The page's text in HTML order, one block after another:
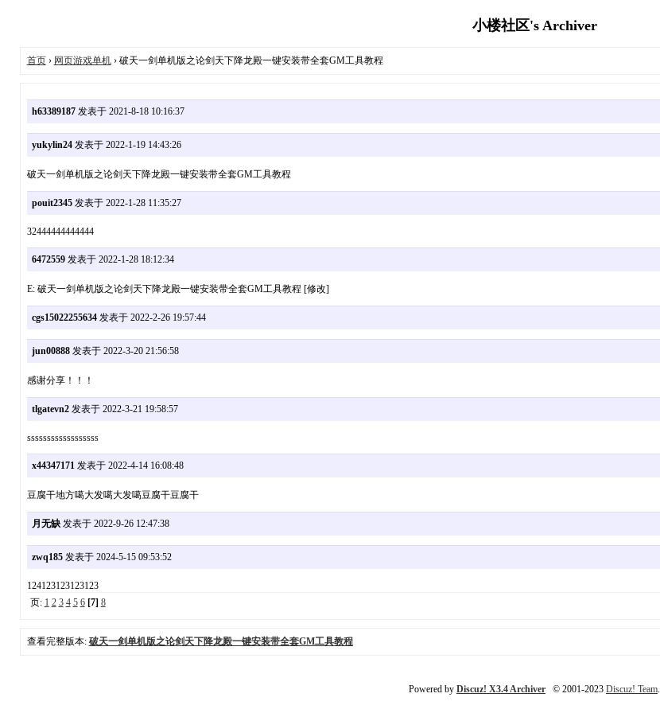
小楼社区's Archiver
首页› 网页游戏单机› 破天一剑单机版之论剑天下降龙殿一键安装带全套GM工具教程
h63389187发表于 2021-8-18 10:16:37
yukylin24发表于 2022-1-19 14:43:26
破天一剑单机版之论剑天下降龙殿一键安装带全套GM工具教程
pouit2345发表于 2022-1-28 11:35:27
32444444444444
6472559发表于 2022-1-28 18:12:34
E: 破天一剑单机版之论剑天下降龙殿一键安装带全套GM工具教程 [修改]
cgs15022255634发表于 2022-2-26 19:57:44
jun00888发表于 2022-3-20 21:56:58
感谢分享！！！
tlgatevn2发表于 2022-3-21 19:58:57
ssssssssssssssssss
x44347171发表于 2022-4-14 16:08:48
豆腐干地方噶大发噶大发噶豆腐干豆腐干
月无缺发表于 2022-9-26 12:47:38
zwq185发表于 2024-5-15 09:53:52
124123123123123
页: 1 2 3 4 5 6 [7] 8
查看完整版本: 破天一剑单机版之论剑天下降龙殿一键安装带全套GM工具教程
Powered by Discuz! X3.4 Archiver © 2001-2023 Discuz! Team.